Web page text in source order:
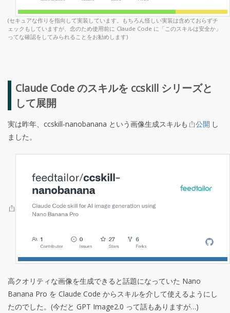
(セキュアな作りを指向して実装しています。もちろん怪しい実装は含めておらずチ
ェックもしていますが、念のため使用前に Claude Code に「このスキルは安全か」
ってな確認をしてみられることをお勧めします)
Claude Code のスキルを ccskill シリーズと
して展開
実は昨年、ccskill-nanobanana という画像生成スキルも 公開 し
ました。
高クオリティな画像を生成できると話題になっていた Nano
Banana Pro を Claude Code からスキルを介して使えるようにし
たのでした。(今だと GPT Image2.0 って話もありますが…)